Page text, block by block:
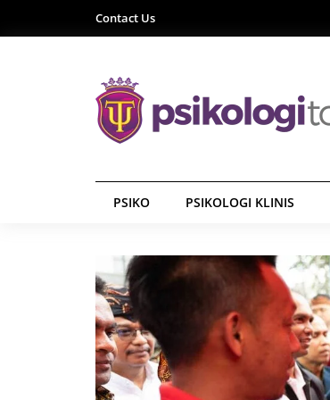
Contact Us
PSIKO PSIKOLOGI KLINIS